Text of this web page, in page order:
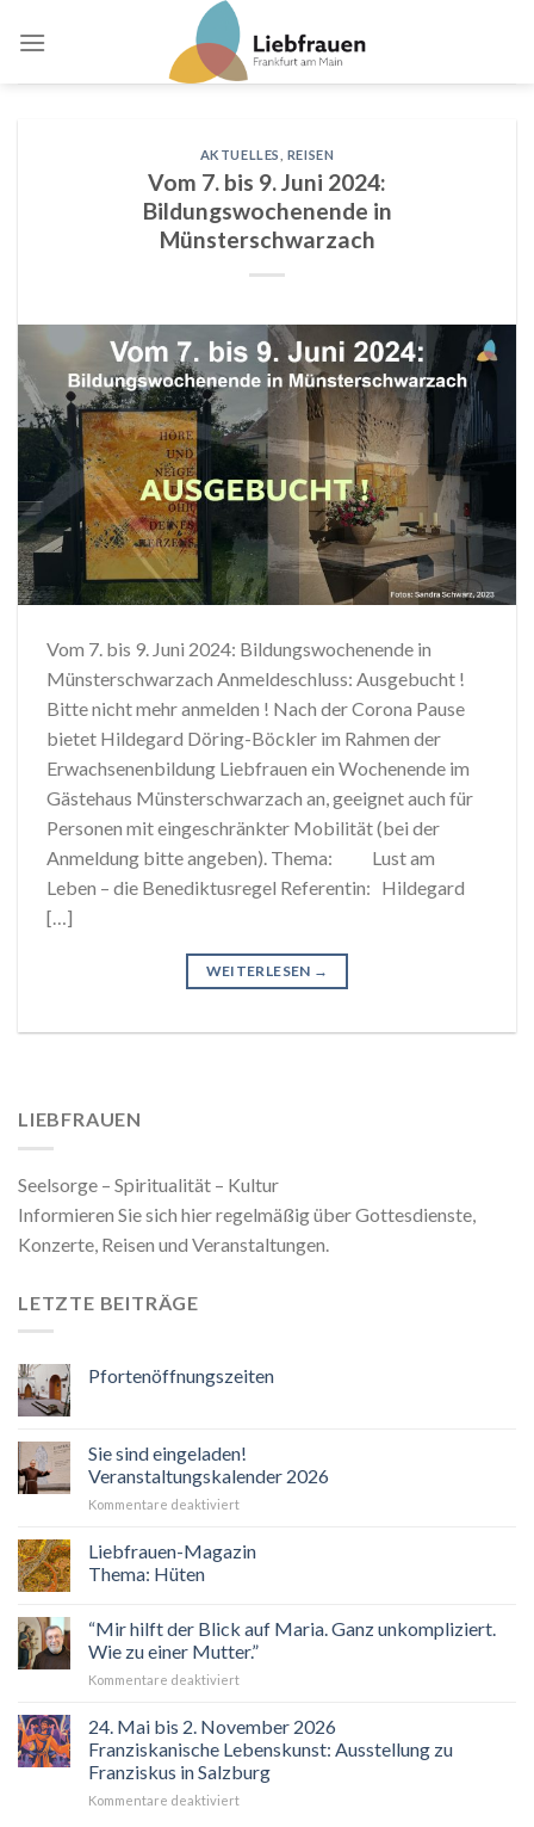
AKTUELLES REISEN
Vom 7. bis 9. Juni 2024:
Bildungswochenende in
Münsterschwarzach
Vom 7. bis 9. Juni 2024: Bildungswochenende in
Münsterschwarzach Anmeldeschluss: Ausgebucht !
Bitte nicht mehr anmelden ! Nach der Corona Pause
bietet Hildegard Döring-Böckler im Rahmen der
Erwachsenenbildung Liebfrauen ein Wochenende im
Gästehaus Münsterschwarzach an, geeignet auch für
Personen mit eingeschränkter Mobilität (bei der
Anmeldung bitte angeben). Thema: Lust am
Leben – die Benediktusregel Referentin: Hildegard
[…]
WEITERLESEN →
LIEBFRAUEN
Seelsorge – Spiritualität – Kultur
Informieren Sie sich hier regelmäßig über Gottesdienste,
Konzerte, Reisen und Veranstaltungen.
LETZTE BEITRÄGE
Pfortenöffnungszeiten
Sie sind eingeladen!
Veranstaltungskalender 2026
Kommentare deaktiviertfür
sind
Liebfrauen-Magazin
Thema: Hüten
“Mir hilft der Blick auf Maria. Ganz unkompliziert.
Wie zu einer Mutter.”
Kommentare deaktiviertfür
hilft
Blick
auf
Maria.
24. Mai bis 2. November 2026
Franziskanische Lebenskunst: Ausstellung zu
Franziskus in Salzburg
Kommentare deaktiviertfür